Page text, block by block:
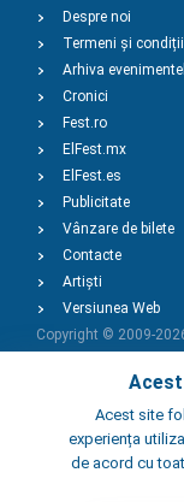
Acest site
experiența
de acord cu
Despre noi
Termeni și condiții
Arhiva
Cronici
Fest.ro
ElFest.mx
ElFest.es
Publicitate
Vânzare de bilete
Contacte
Artiști
Versiunea Web
Copyright © 2009-